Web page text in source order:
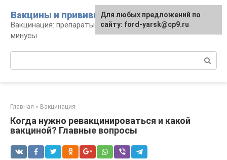
контенту
Вакцины и прививки
Вакцинация: препараты, график, плюсы и
минусы
Главная » Вакцинация
Когда нужно ревакцинироваться и какой
вакциной? Главные вопросы
Для любых предложений по
сайту: ford-yarsk@cp9.ru